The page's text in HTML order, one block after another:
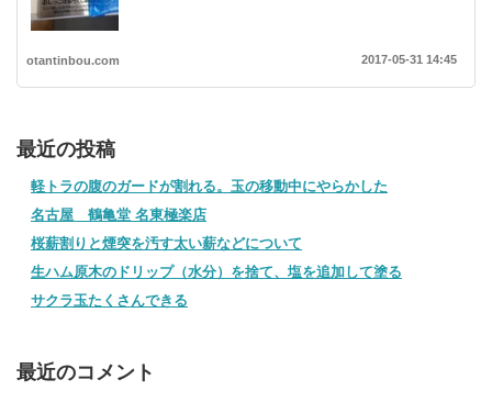
otantinbou.com 2017-05-31 14:45
最近の投稿
軽トラの腹のガードが割れる。玉の移動中にやらかした
名古屋 鶴亀堂 名東極楽店
桜薪割りと煙突を汚す太い薪などについて
生ハム原木のドリップ（水分）を捨て、塩を追加して塗る
サクラ玉たくさんできる
最近のコメント